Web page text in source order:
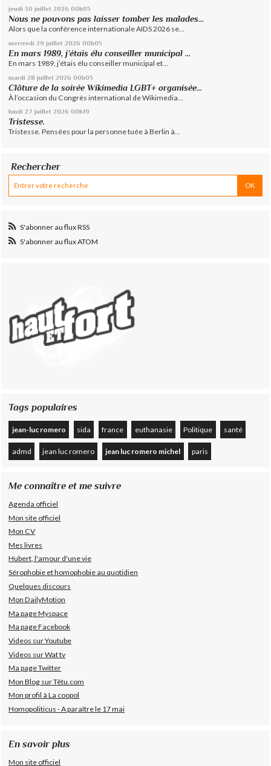
jeudi 30 juillet 2026 00h05
Nous ne pouvons pas laisser tomber les malades...
Alors que la conférence internationale AIDS 2026 se...
mercredi 29 juillet 2026 00h05
En mars 1989, j’étais élu conseiller municipal ...
En mars 1989, j’étais élu conseiller municipal et...
mardi 28 juillet 2026 00h05
Clôture de la soirée Wikimedia LGBT+ organisée...
À l’occasion du Congrès international de Wikimedia...
lundi 27 juillet 2026 00h19
Tristesse.
Tristesse. Pensées pour la personne tuée à Berlin à...
Rechercher
S'abonner au flux RSS
S'abonner au flux ATOM
Tags populaires
jean-luc romero sida france euthanasie Politique santé
admd jean luc romero jean luc romero michel paris
Me connaître et me suivre
Agenda officiel
Mon site officiel
Mon CV
Mes livres
Hubert, l'amour d'une vie
Sérophobie et homophobie au quotidien
Quelques discours
Mon DailyMotion
Ma page Myspace
Ma page Facebook
Videos sur Youtube
Videos sur Wat tv
Ma page Twitter
Mon Blog sur Têtu.com
Mon profil à La coopol
Homopoliticus - A paraître le 17 mai
En savoir plus
Mon site officiel